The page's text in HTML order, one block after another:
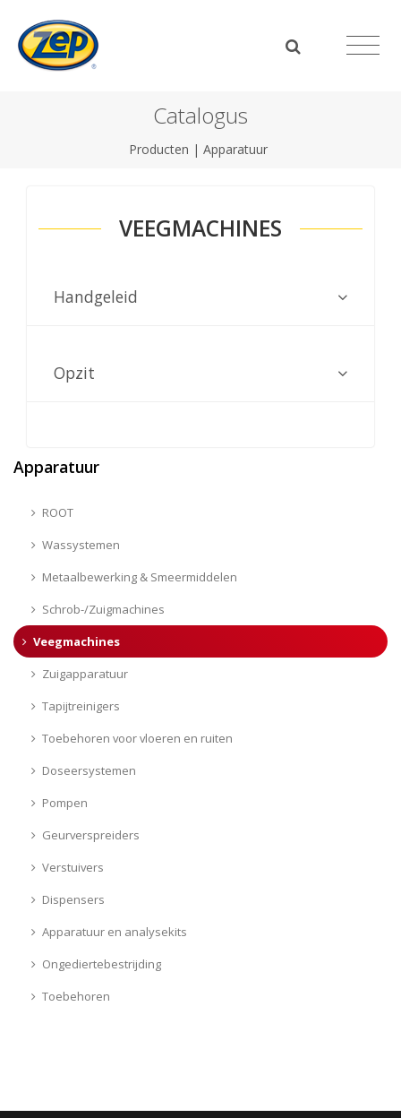
Catalogus
Producten | Apparatuur
VEEGMACHINES
Handgeleid
Opzit
Apparatuur
ROOT
Wassystemen
Metaalbewerking & Smeermiddelen
Schrob-/Zuigmachines
Veegmachines
Zuigapparatuur
Tapijtreinigers
Toebehoren voor vloeren en ruiten
Doseersystemen
Pompen
Geurverspreiders
Verstuivers
Dispensers
Apparatuur en analysekits
Ongediertebestrijding
Toebehoren